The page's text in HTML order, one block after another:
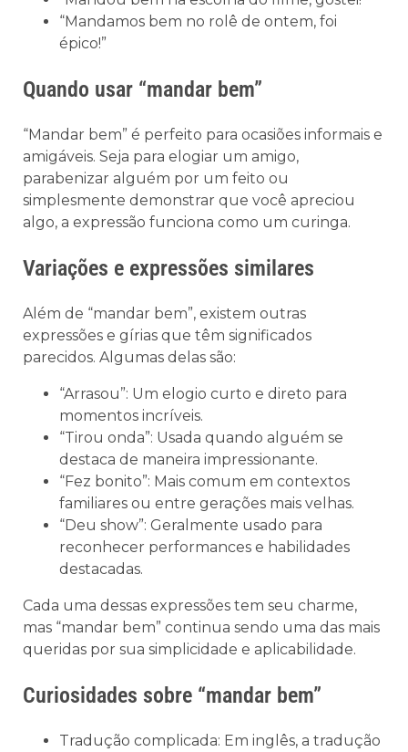
“Mandamos bem no rolê de ontem, foi
épico!”
Quando usar “mandar bem”
“Mandar bem” é perfeito para ocasiões informais e
amigáveis. Seja para elogiar um amigo,
parabenizar alguém por um feito ou
simplesmente demonstrar que você apreciou
algo, a expressão funciona como um curinga.
Variações e expressões similares
Além de “mandar bem”, existem outras
expressões e gírias que têm significados
parecidos. Algumas delas são:
“Arrasou”: Um elogio curto e direto para
momentos incríveis.
“Tirou onda”: Usada quando alguém se
destaca de maneira impressionante.
“Fez bonito”: Mais comum em contextos
familiares ou entre gerações mais velhas.
“Deu show”: Geralmente usado para
reconhecer performances e habilidades
destacadas.
Cada uma dessas expressões tem seu charme,
mas “mandar bem” continua sendo uma das mais
queridas por sua simplicidade e aplicabilidade.
Curiosidades sobre “mandar bem”
Tradução complicada: Em inglês, a tradução